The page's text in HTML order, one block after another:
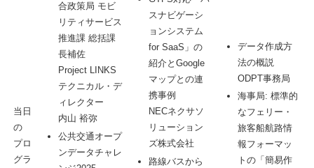
当日
の
プロ
グラ
合政策局 モビ
リティサービス
推進課 総括課
長補佐
Project LINKS
テクニカル・デ
ィレクター
内山 裕弥
公共交通オープ
ンデータチャレ
スナビゲーシ
ョンシステム
for SaaS」の
紹介とGoogle
マップとの連
携事例
NECネクサソ
リューション
ズ株式会社
路線バスから
データ作成方
法の概説
ODPT事務局
海事局: 標準的
なフェリー・
旅客船航路情
報フォーマッ
トの「簡易作